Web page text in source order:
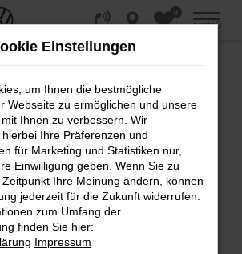
0
MENÜ
|
NACH
MIT VIEL
VW TOURAN
Einstellungen
um Ihnen die bestmögliche
Webseite zu ermöglichen und unsere
Ihnen zu verbessern. Wir
Ihre Präferenzen und
für Marketing und Statistiken nur,
Einwilligung geben. Wenn Sie zu
Ihre Meinung ändern, können
jederzeit für die Zukunft widerrufen.
zum Umfang der
finden Sie hier:
Impressum